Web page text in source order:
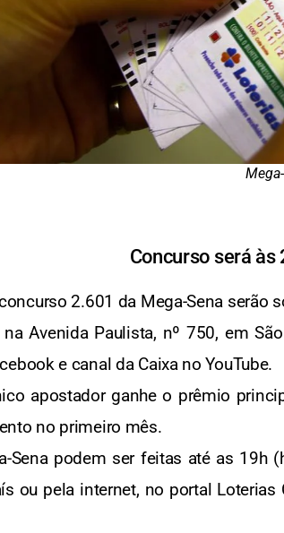
Concurso será às
2.601 da Mega-Sena serão
Avenida Paulista, nº 750, em
e canal da Caixa no YouTube.
apostador ganhe o prêmio
no primeiro mês.
Sena podem ser feitas até as 19h
ou pela internet, no portal